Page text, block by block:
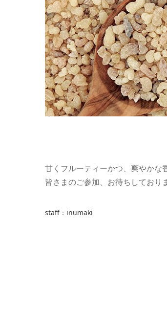
甘くフルーティーかつ、爽やか
皆さまのご参加、お待ちしており
staff：inumaki